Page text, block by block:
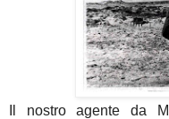
Il nostro agente da